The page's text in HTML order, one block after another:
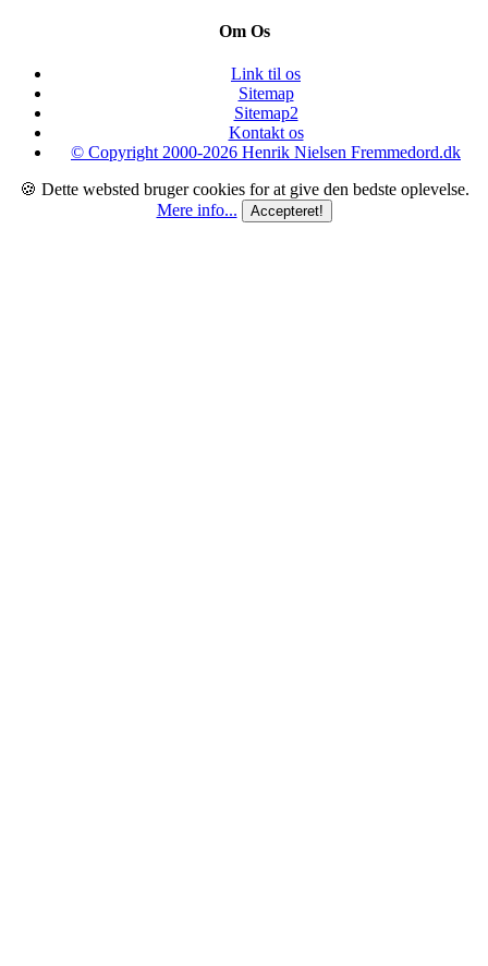
Om Os
Link til os
Sitemap
Sitemap2
Kontakt os
© Copyright 2000-2026 Henrik Nielsen Fremmedord.dk
🍪 Dette websted bruger cookies for at give den bedste oplevelse.
Mere info...
Accepteret!